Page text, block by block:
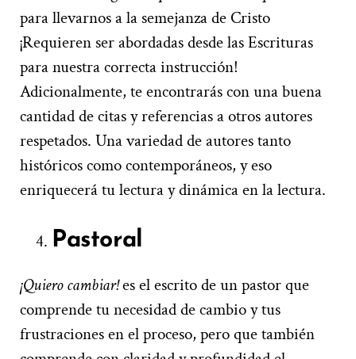
para llevarnos a la semejanza de Cristo
¡Requieren ser abordadas desde las Escrituras
para nuestra correcta instrucción!
Adicionalmente, te encontrarás con una buena
cantidad de citas y referencias a otros autores
respetados. Una variedad de autores tanto
históricos como contemporáneos, y eso
enriquecerá tu lectura y dinámica en la lectura.
Pastoral
¡Quiero cambiar!es el escrito de un pastor que
comprende tu necesidad de cambio y tus
frustraciones en el proceso, pero que también